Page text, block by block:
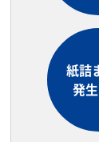
紙詰
発